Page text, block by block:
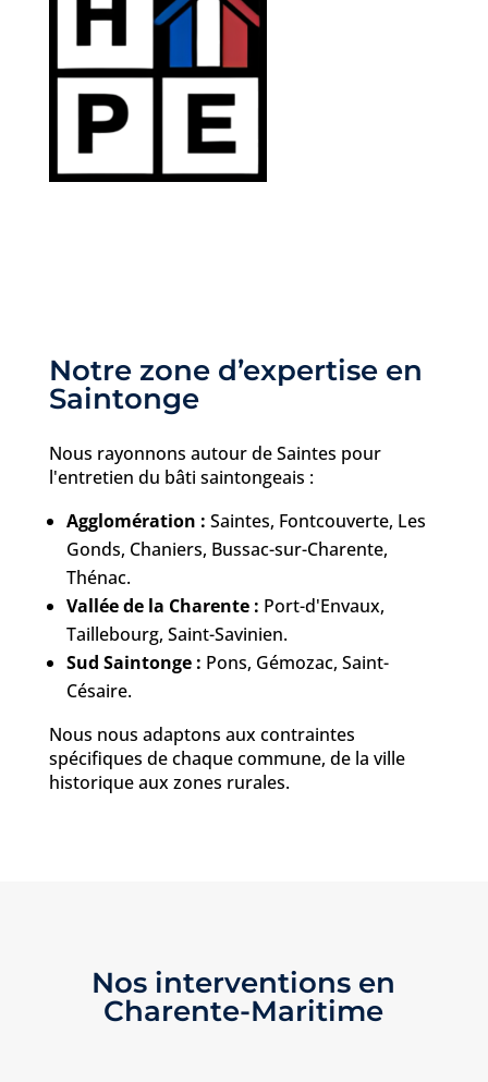
Notre zone d’expertise en
Saintonge
Nous rayonnons autour de Saintes pour
l'entretien du bâti saintongeais :
Agglomération : Saintes, Fontcouverte, Les
Gonds, Chaniers, Bussac-sur-Charente,
Thénac.
Vallée de la Charente : Port-d'Envaux,
Taillebourg, Saint-Savinien.
Sud Saintonge : Pons, Gémozac, Saint-
Césaire.
Nous nous adaptons aux contraintes
spécifiques de chaque commune, de la ville
historique aux zones rurales.
Nos interventions en
Charente-Maritime